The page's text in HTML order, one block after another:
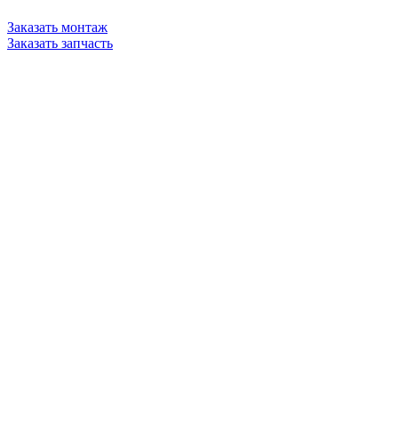
Заказать монтаж
Заказать запчасть